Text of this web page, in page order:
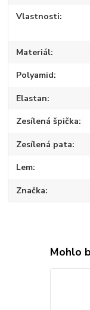
Vlastnosti
Materiál
Polyamid
Elastan
Zesílená špička
Zesílená pata
Lem
Značka
Mohlo